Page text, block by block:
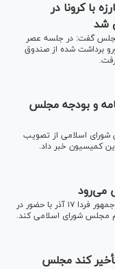
با کرونا در
شد
گفت: در جلسه عصر
برداشت شده از صندوق
برنامه و بودجه مجلس
اسلامی از تصویب
سخنگوی هیئت رئیسه مجلس گفت: بناست رئیس‌جمهور فردا ۱۷ آذر با حضور در
کند مجلس